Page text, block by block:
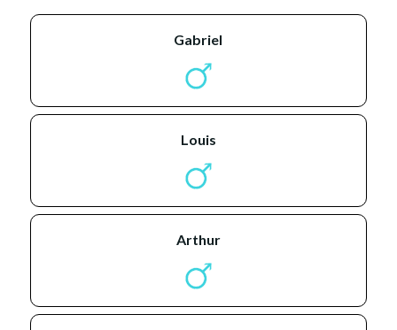
gabriel
louis
arthur